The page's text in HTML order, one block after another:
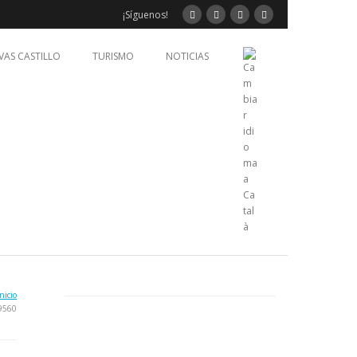
¡Síguenos!
CASTILLO TURISMO NOTICIAS